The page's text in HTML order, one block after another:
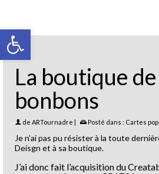
Ouvrir la barre d’outils
La boutique de
bonbons
de ARTournadre | Posté dans : Cartes
Je n’ai pas pu résister à la toute
Deisgn et à sa boutique.
J’ai donc fait l’acquisition du